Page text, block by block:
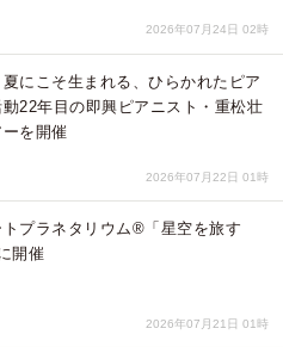
2026年07月24日 02時
夏にこそ生まれる、ひらかれたピア
動22年目の即興ピアニスト・重松壮
を開催
2026年07月22日 01時
プラネタリウム®「星空を旅す
開催
2026年07月21日 01時